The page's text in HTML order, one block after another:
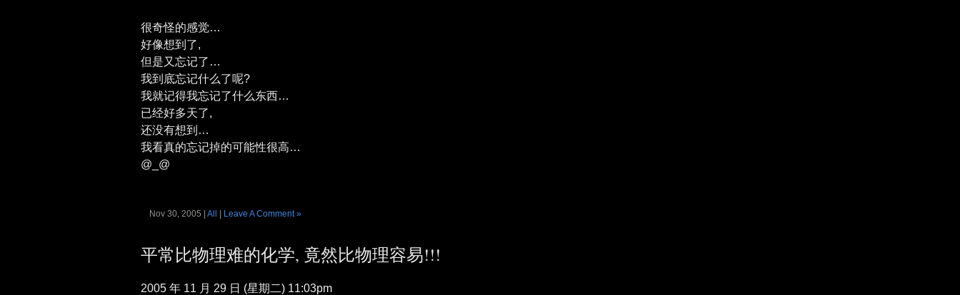
很奇怪的感觉…
好像想到了,
但是又忘记了…
我到底忘记什么了呢?
我就记得我忘记了什么东西…
已经好多天了,
还没有想到…
我看真的忘记掉的可能性很高…
@_@
Nov 30, 2005 | All Leave A Comment »
平常比物理难的化学, 竟然比物理容易!!!
2005 年 11 月 29 日 (星期二) 11:03pm